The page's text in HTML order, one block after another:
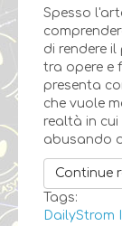
Spesso
di rendere
tra opere e
presenta
che vuole
realtà in
abusando
Continue
Tags:
DailyStrom